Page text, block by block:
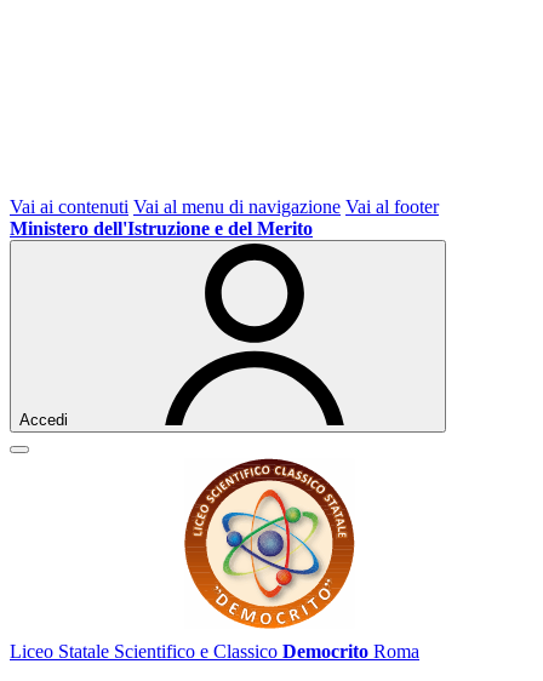
Vai ai contenuti Vai al menu di navigazione Vai al footer
Ministero dell'Istruzione e del Merito
Accedi
Liceo Statale Scientifico e Classico Democrito Roma